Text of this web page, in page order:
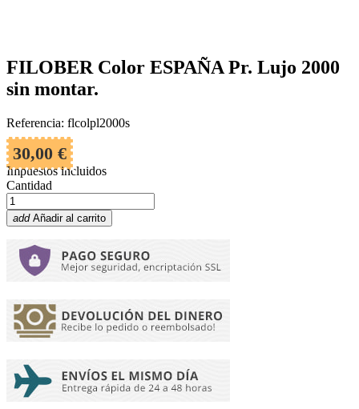
FILOBER Color ESPAÑA Pr. Lujo 2000
sin montar.
Referencia: flcolpl2000s
30,00 €
Impuestos incluidos
Cantidad
add Añadir al carrito